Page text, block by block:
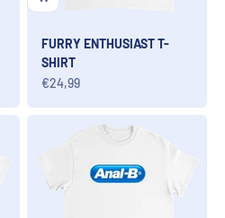
FURRY ENTHUSIAST T-
SHIRT
Angebot
€24,99